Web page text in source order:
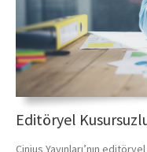
Editöryel
Cinius Yayınları’nın